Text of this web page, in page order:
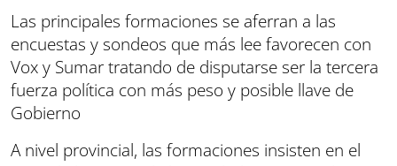
Las principales formaciones se aferran a las
encuestas y sondeos que más lee favorecen con
Vox y Sumar tratando de disputarse ser la tercera
fuerza política con más peso y posible llave de
Gobierno
A nivel provincial, las formaciones insisten en el